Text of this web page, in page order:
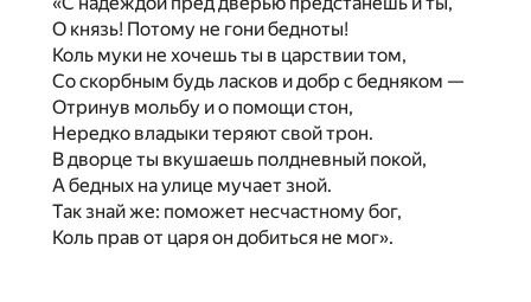
О князь! Потому не гони бедноты!
Коль муки не хочешь ты в царствии том,
Со скорбным будь ласков и добр с бедняком —
Отринув мольбу и о помощи стон,
Нередко владыки теряют свой трон.
В дворце ты вкушаешь полдневный покой,
А бедных на улице мучает зной.
Так знай же: поможет несчастному бог,
Коль прав от царя он добиться не мог».